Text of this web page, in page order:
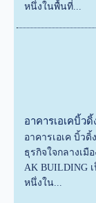
หนึ่งในพื้นที่...
อาคารเอเคบิ้ว
อาคารเอเค บิ้ว
ธุรกิจใจกลางเมื
AK BUILDING
หนึ่งใน...